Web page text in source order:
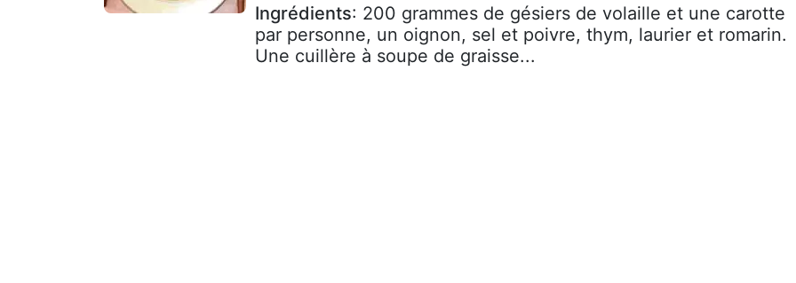
Ingrédients: 200 grammes de gésiers de volaille et une carotte
par personne, un oignon, sel et poivre, thym, laurier et romarin.
Une cuillère à soupe de graisse...